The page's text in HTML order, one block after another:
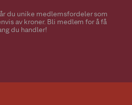
du unike medlemsfordeler som
av kroner. Bli medlem for å få
du handler!